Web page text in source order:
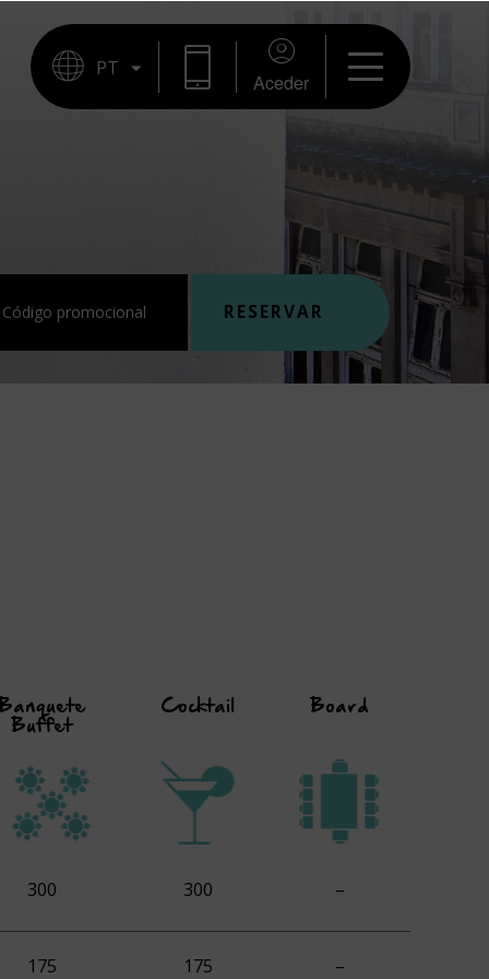
Aceder
RESERVAR
RESERVAR
Banquete
Buffet
Cocktail Board
300 300 –
175 175 –